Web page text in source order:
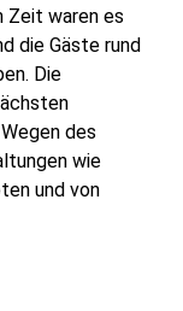
Zeit waren es
die Gäste rund
Die
des
wie
und von